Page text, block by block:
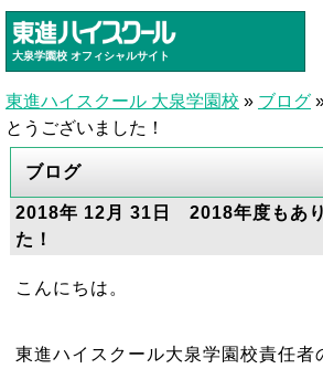
大泉学園校 オフィシャルサイト
東進ハイスクール 大泉学園校 » ブログ
とうございました！
ブログ
2018年 12月 31日 2018年度もあ
た！
こんにちは。
東進ハイスクール大泉学園校責任者